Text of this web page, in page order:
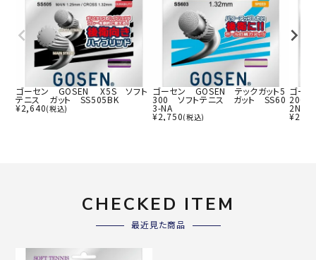
ゴーセン GOSEN X5S ソフト
テニス ガット SS505BK
¥2,640(税込)
ゴーセン GOSEN テックガット5
300 ソフトテニス ガット SS60
3-NA
¥2,750(税込)
ゴー
200
2NA
¥
CHECKED ITEM
最近見た商品